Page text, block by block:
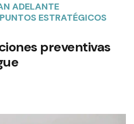
ADELANTE
ESTRATÉGICOS
preventivas